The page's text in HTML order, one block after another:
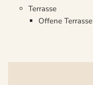
Terrasse
Offene Terrasse